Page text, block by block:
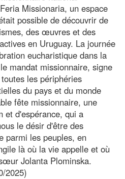
Missionaria, un espace
possible de découvrir de
des œuvres et des
en Uruguay. La journée
eucharistique dans la
mandat missionnaire, signe
les périphéries
du pays et du monde
fête missionnaire, une
et d'espérance, qui a
le désir d'être des
parmi les peuples, en
là où la vie appelle et où
Jolanta Plominska.
2025)